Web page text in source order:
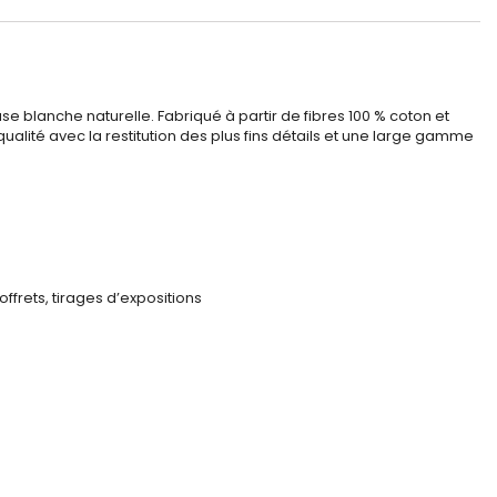
blanche naturelle. Fabriqué à partir de fibres 100 % coton et
avec la restitution des plus fins détails et une large gamme
tirages d’expositions